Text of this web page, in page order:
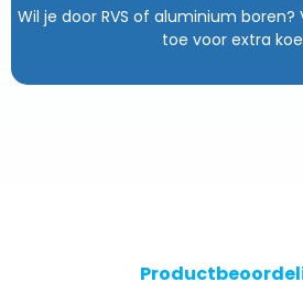
Wil je door RVS of aluminium
toe voor extra